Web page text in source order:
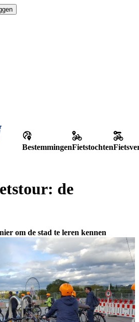
BestemmingenFietstochten
de
om de stad te leren kennen